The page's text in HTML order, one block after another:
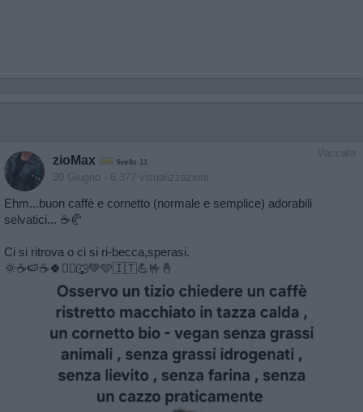
Vaccata
zioMax livello 11
30 Giugno - 6.377 visualizzazioni
Ehm...buon caffè e cornetto (normale e semplice) adorabili
selvatici... ☕️🥐
Ci si ritrova o ci si ri-becca,sperasi.
🌞☕️🍉☕️🍀🏃‍♂️🐺💚🩵🇮🇹💪🤟🤞